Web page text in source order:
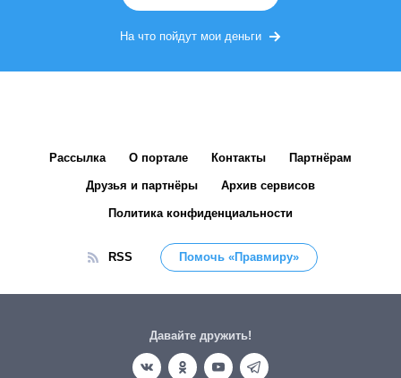
На что пойдут мои деньги
Рассылка О портале Контакты Партнёрам
Друзья и партнёры Архив сервисов
Политика конфиденциальности
RSS Помочь «Правмиру»
Давайте дружить!